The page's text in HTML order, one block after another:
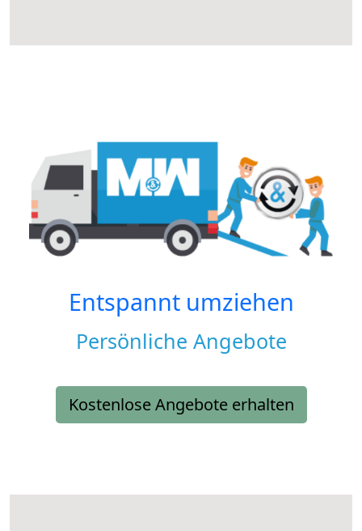
Entspannt umziehen
Persönliche Angebote
Kostenlose Angebote erhalten